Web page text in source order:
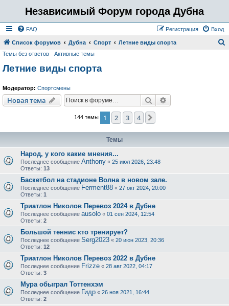
Независимый Форум города Дубна
FAQ Вход
Регистрация
Список форумов Дубна Спорт Летние виды спорта
Темы без ответов Активные темы
Летние виды спорта
Модератор: Спортсмены
Новая тема Поиск
144 темы 1 2 3 4
Темы
Народ, у кого какие мнения...
Последнее сообщение Anthony « 25 июл 2026, 23:48
Ответы: 13
Баскетбол на стадионе Волна в новом зале.
Последнее сообщение Ferment88 « 27 окт 2024, 20:00
Ответы: 1
Триатлон Николов Перевоз 2024 в Дубне
Последнее сообщение ausolo « 01 сен 2024, 12:54
Ответы: 2
Большой теннис кто тренирует?
Последнее сообщение Serg2023 « 20 июн 2023, 20:36
Ответы: 12
Триатлон Николов Перевоз 2022 в Дубне
Последнее сообщение Frizze « 28 авг 2022, 04:17
Ответы: 3
Мура обыграл Тоттенхэм
Последнее сообщение Гидр « 26 ноя 2021, 16:44
Ответы: 2